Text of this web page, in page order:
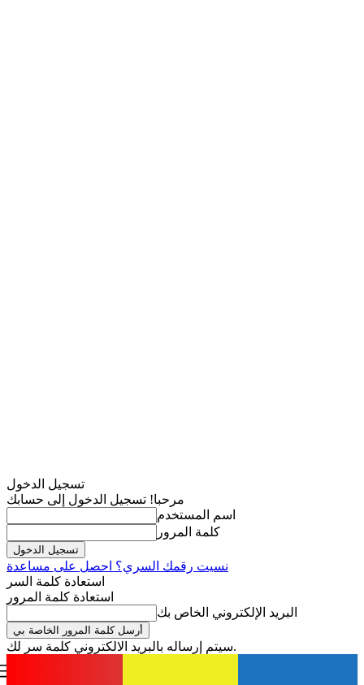
تسجيل الدخول
مرحبا! تسجيل الدخول إلى حسابك
اسم المستخدم
كلمة المرور
نسيت رقمك السري؟ احصل على مساعدة
استعادة كلمة السر
استعادة كلمة المرور
البريد الإلكتروني الخاص بك
سيتم إرساله بالبريد الالكتروني كلمة سر لك.